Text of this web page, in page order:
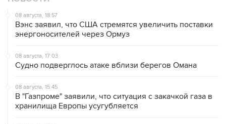
08 августа, 18:57
Вэнс заявил, что США стремятся увеличить поставки
энергоносителей через Ормуз
08 августа, 17:03
Судно подверглось атаке вблизи берегов Омана
08 августа, 15:45
В "Газпроме" заявили, что ситуация с закачкой газа в
хранилища Европы усугубляется